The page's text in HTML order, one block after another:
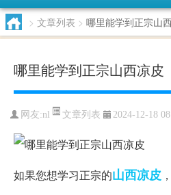
> 文章列表 > 哪里能学到正宗山
哪里能学到正宗山西凉皮
网友:nl 文章列表 2024-12-18
如果您想学习正宗的山西凉皮